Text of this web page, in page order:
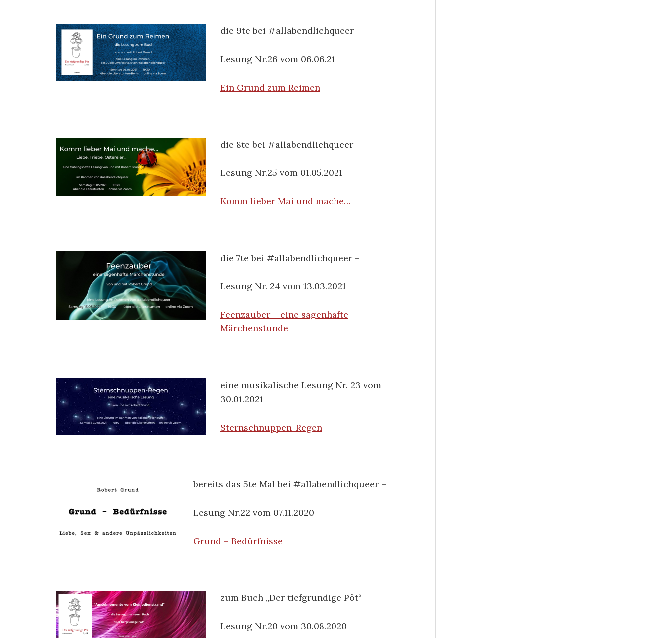
die 9te bei #allabendlichqueer –
Lesung Nr.26 vom 06.06.21
Ein Grund zum Reimen
die 8te bei #allabendlichqueer –
Lesung Nr.25 vom 01.05.2021
Komm lieber Mai und mache…
die 7te bei #allabendlichqueer –
Lesung Nr. 24 vom 13.03.2021
Feenzauber – eine sagenhafte
Märchenstunde
eine musikalische Lesung Nr. 23 vom
30.01.2021
Sternschnuppen-Regen
bereits das 5te Mal bei #allabendlichqueer –
Lesung Nr.22 vom 07.11.2020
Grund – Bedürfnisse
zum Buch „Der tiefgrundige Pöt“
Lesung Nr.20 vom 30.08.2020